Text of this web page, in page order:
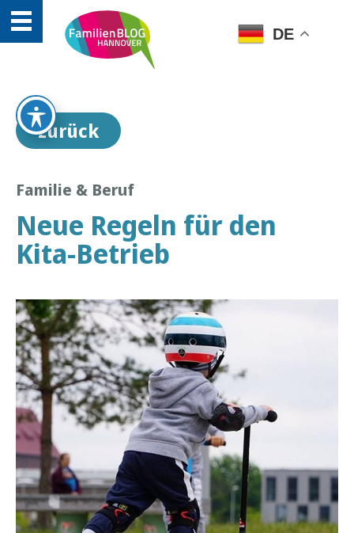
DE
zurück
Familie & Beruf
Neue Regeln für den
Kita-Betrieb